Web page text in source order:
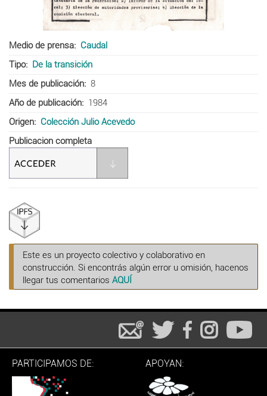
Medio de prensa
Caudal
Tipo
De la transición
Mes de publicación
8
Año de publicación
1984
Origen
Colección Julio Acevedo
Publicacion completa
Este es un proyecto colectivo y colaborativo en
construcción. Si encontrás algún error u omisión, hacenos
llegar tus comentarios AQUÍ
PARTICIPAMOS DE: APOYAN: